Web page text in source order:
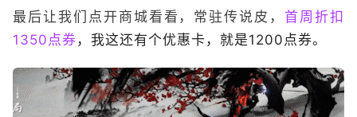
最后让我们点开商城看看，常驻传说皮， 首周折扣
1350点券 ，我这还有个优惠卡，就是1200点券。